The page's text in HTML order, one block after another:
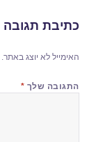
כתיבת תגובה
האימייל לא יוצג באתר.
התגובה שלך *